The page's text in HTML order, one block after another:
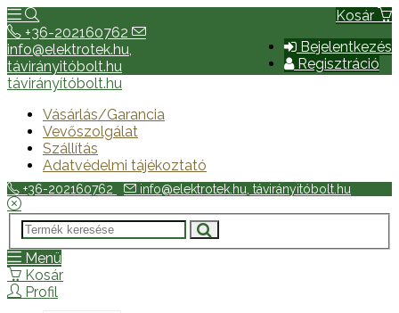
Kosár
Bejelentkezés
Regisztráció
+36-202160762
info@elektrotek.hu,
távirányitóbolt.hu
távirányítóbolt.hu
Vásárlás/Garancia
Vevőszolgálat
Szállítás
Adatvédelmi tájékoztató
+36-202160762 info@elektrotek.hu, távirányitóbolt.hu
Menü
Kosár
Profil